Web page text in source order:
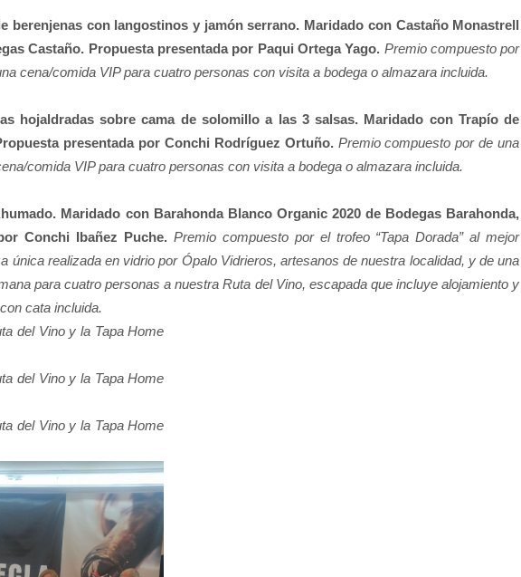
berenjenas con langostinos y jamón serrano. Maridado con Castaño Monastrell
Castaño. Propuesta presentada por Paqui Ortega Yago. Premio compuesto por
cena/comida VIP para cuatro personas con visita a bodega o almazara incluida.
hojaldradas sobre cama de solomillo a las 3 salsas. Maridado con Trapío de
presentada por Conchi Rodríguez Ortuño. Premio compuesto por de una
comida VIP para cuatro personas con visita a bodega o almazara incluida.
Maridado con Barahonda Blanco Organic 2020 de Bodegas Barahonda,
Conchi Ibañez Puche. Premio compuesto por el trofeo “Tapa Dorada” al mejor
única realizada en vidrio por Ópalo Vidrieros, artesanos de nuestra localidad, y de una
para cuatro personas a nuestra Ruta del Vino, escapada que incluye alojamiento y
cata incluida.